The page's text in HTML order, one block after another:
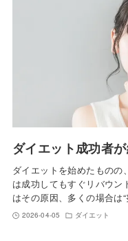
ダイエット成功者
ダイエットを始めたもの
は成功してもすぐリバウ
はその原因、多くの場合は
2026-04-05 ダイエット